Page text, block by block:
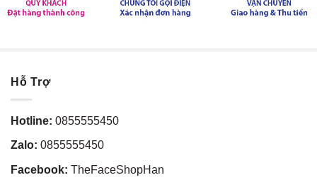
Hỗ Trợ
Hotline: 0855555450
Zalo: 0855555450
Facebook: TheFaceShopHan